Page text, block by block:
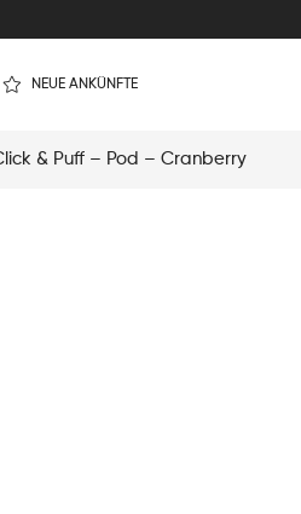
NEUE ANKÜNFTE
& Puff – Pod – Cranberry